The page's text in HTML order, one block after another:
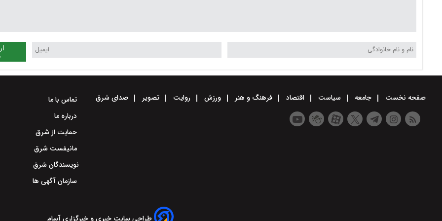
صفحه نخست جامعه سیاست اقتصاد فرهنگ و هنر ورزش روایت تصویر صدای شرق
تماس با ما
درباره ما
حمایت از شرق
مانیفست شرق
نویسندگان شرق
سازمان آگهی ها
طراحی سایت خبری و خبرگزاری آسام